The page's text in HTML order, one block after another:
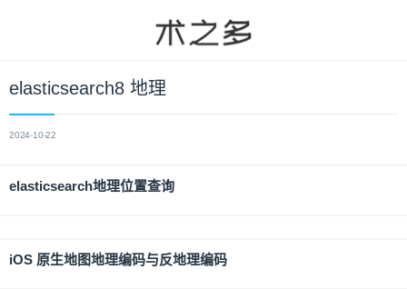
elasticsearch8 地理
2024-10-22
elasticsearch地理位置查询
iOS 原生地图地理编码与反地理编码